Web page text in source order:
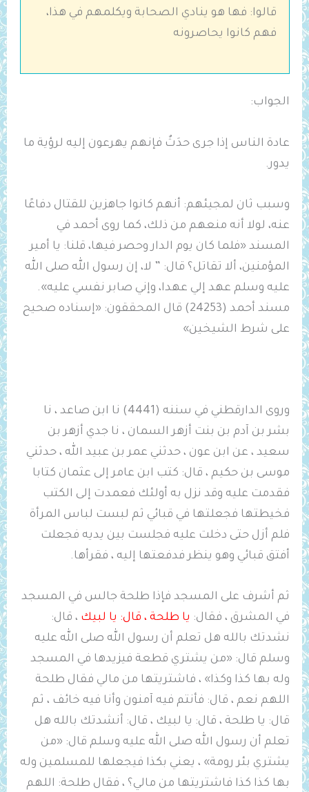
قالوا: فها هو ينادي الصحابة ويكلمهم في هذا،
فهم كانوا يحاصرونه
الجواب:
عادة الناس إذا جرى حدَثٌ فإنهم يهرعون إليه لرؤية ما
يدور.
وسبب ثان لمجيئهم: أنهم كانوا جاهزين للقتال دفاعًا
عنه، لولا أنه منعهم من ذلك، كما روى أحمد في
المسند «فلما كان يوم الدار وحصر فيها، قلنا: يا أمير
المؤمنين، ألا تقاتل؟ قال: ” لا، إن رسول الله صلى الله
عليه وسلم ‌عهد ‌إلي ‌عهدا، ‌وإني ‌صابر ‌نفسي ‌عليه».
مسند أحمد (24253) قال المحققون: «إسناده صحيح
على شرط الشيخين»
وروى الدارقطني في سننه (4441) نا ابن صاعد ، نا
بشر بن آدم بن بنت أزهر السمان ، نا جدي أزهر بن
سعيد ، عن ابن عون ، حدثني عمر بن عبيد الله ، حدثني
موسى بن حكيم ، قال: كتب ابن عامر إلى ‌عثمان كتابا
فقدمت عليه وقد نزل به أولئك فعمدت إلى الكتب
فخيطتها فجعلتها في قبائي ثم لبست لباس المرأة
فلم أزل حتى دخلت عليه فجلست بين يديه فجعلت
أفتق قبائي وهو ينظر فدفعتها إليه ، فقرأها.
ثم أشرف على المسجد فإذا طلحة جالس في المسجد
في المشرق ، فقال: ‌يا ‌طلحة ، قال: يا لبيك ، قال:
نشدتك بالله هل تعلم أن رسول الله صلى الله عليه
وسلم قال: «من يشتري قطعة فيزيدها في المسجد
وله بها كذا وكذا» ، فاشتريتها من مالي فقال طلحة
اللهم نعم ، قال: فأنتم فيه آمنون وأنا فيه خائف ، ثم
قال: ‌يا ‌طلحة ، قال: يا لبيك ، قال: أنشدتك بالله هل
تعلم أن رسول الله صلى الله عليه وسلم قال: «من
يشتري بئر رومة» ، يعني بكذا فيجعلها للمسلمين وله
بها كذا كذا فاشتريتها من مالي؟ ، فقال طلحة: اللهم